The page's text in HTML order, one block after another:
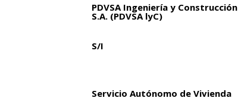
PDVSA Ingeniería y Construcción
S.A. (PDVSA lyC)
S/I
Servicio Autónomo de Vivienda